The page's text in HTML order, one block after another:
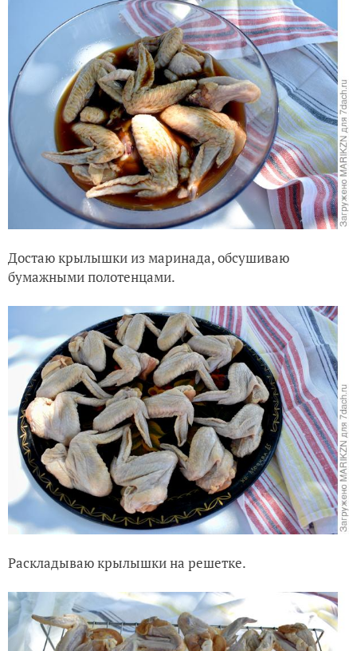
Достаю крылышки из маринада, обсушиваю
бумажными полотенцами.
Раскладываю крылышки на решетке.